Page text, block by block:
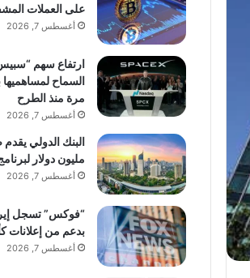
على العملات
أغسطس 7, 2026
ارتفاع سهم
السماح لمساهميها
مرة منذ الطرح
أغسطس 7, 2026
مليون دولار
أغسطس 7, 2026
“فوكس” تسجل
بدعم من إعلانات
أغسطس 7, 2026